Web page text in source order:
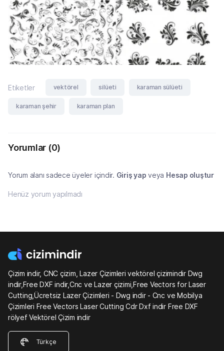
Etiketler vektörel silüeti karaman sülüeti
karaman şehir karaman plan
Yorumlar (0)
Yorum alanı sadece üyeler içindir. Giriş yap veya Hesap oluştur
Henüz yorum yapılmadı
Çizim indir, CNC çizim, Lazer Çizimleri vektörel çizimindir Dwg
indir,Free DXF indir,Cnc ve Lazer çizimi,Free Vectors for Laser
Cutting,Ücretsiz Lazer Çizimleri - Dwg indir - Cnc ve Mobilya
Çizimleri Free Vectors Laser Cutting Cdr Dxf indir Free DXF
rölyef Vektörel Çizim indir
Türkçe